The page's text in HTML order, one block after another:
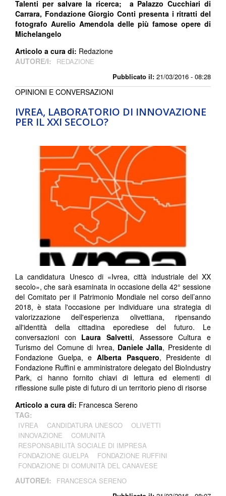
Pubblicato il: 21/03/2016 - 08:28
Talenti per salvare la ricerca; a Palazzo Cucchiari di
Carrara, Fondazione Giorgio Conti presenta i ritratti del
fotografo Aurelio Amendola delle più famose opere di
Michelangelo
Articolo a cura di: Redazione
AUTORE/I:
REDAZIONE
IVREA, LABORATORIO DI INNOVAZIONE
PER IL XXI SECOLO?
OPINIONI E CONVERSAZIONI
La candidatura Unesco di «Ivrea, città industriale del XX
secolo», che sarà esaminata in occasione della 42° sessione
del Comitato per il Patrimonio Mondiale nel corso dell’anno
2018, è stata l'occasione per individuare una strategia di
valorizzazione dell'esperienza olivettiana, ripensando
all'identità della cittadina eporediese del futuro. Le
conversazioni con Laura Salvetti, Assessore Cultura e
Turismo del Comune di Ivrea, Daniele Jalla, Presidente di
Fondazione Guelpa, e Alberta Pasquero, Presidente di
Fondazione Ruffini e amministratore delegato del BioIndustry
Park, ci hanno fornito chiavi di lettura ed elementi di
riflessione sulle piste di futuro di un territorio pieno di risorse
Articolo a cura di: Francesca Sereno
TAG:
IVREA CANDIDATURA UNESCO
OLIVETTI
INNOVAZIONE
COMUNITÀ
RESPONSABILITÀ SOCIALE DI IMPRESA
FONDAZIONE GUELPA
FONDAZIONE RUFFINI
FONDAZIONE DI COMUNITÀ DEL CANAVESE
AUTORE/I: FRANCESCA SERENO